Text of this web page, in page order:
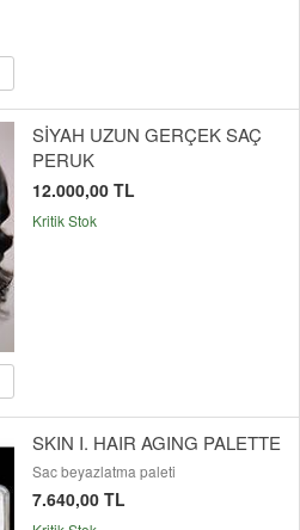
SİYAH UZUN GERÇEK SAÇ
PERUK
12.000,00 TL
Kritik Stok
SKIN I. HAIR AGING PALETTE
Sac beyazlatma paleti
7.640,00 TL